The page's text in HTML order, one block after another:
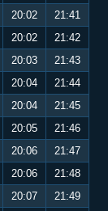
20:02
21:41
20:02
21:42
20:03
21:43
20:04
21:44
20:04
21:45
20:05
21:46
20:06
21:47
20:06
21:48
20:07
21:49